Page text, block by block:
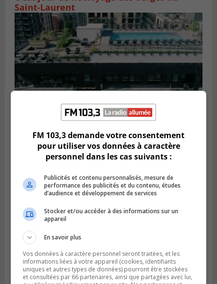
Saint-Laurent
BROSSARD
Publié le 29 juillet 2026 à 12h00
Brossard traverserait un ralentissement
de construction de logements
FM 103,3 demande votre consentement
pour utiliser vos données à caractère
personnel dans les cas suivants :
Publicités et contenu personnalisés, mesure de
performance des publicités et du contenu, études
d’audience et développement de services
Stocker et/ou accéder à des informations sur un
appareil
En savoir plus
Vos données à caractère personnel seront traitées, et les
informations liées à votre appareil (cookies, identifiants
uniques et autres types de données) pourront être stockées
et consultées par 66 partenaires, ainsi que partagées avec lui,